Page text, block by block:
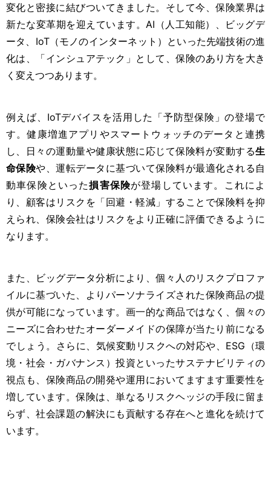
変化と密接に結びついてきました。そして今、保険業界は
新たな変革期を迎えています。AI（人工知能）、ビッグデ
ータ、IoT（モノのインターネット）といった先端技術の進
化は、「インシュアテック」として、保険のあり方を大き
く変えつつあります。
例えば、IoTデバイスを活用した「予防型保険」の登場で
す。健康増進アプリやスマートウォッチのデータと連携
し、日々の運動量や健康状態に応じて保険料が変動する生
命保険や、運転データに基づいて保険料が最適化される自
動車保険といった損害保険が登場しています。これによ
り、顧客はリスクを「回避・軽減」することで保険料を抑
えられ、保険会社はリスクをより正確に評価できるように
なります。
また、ビッグデータ分析により、個々人のリスクプロファ
イルに基づいた、よりパーソナライズされた保険商品の提
供が可能になっています。画一的な商品ではなく、個々の
ニーズに合わせたオーダーメイドの保障が当たり前になる
でしょう。さらに、気候変動リスクへの対応や、ESG（環
境・社会・ガバナンス）投資といったサステナビリティの
視点も、保険商品の開発や運用においてますます重要性を
増しています。保険は、単なるリスクヘッジの手段に留ま
らず、社会課題の解決にも貢献する存在へと進化を続けて
います。